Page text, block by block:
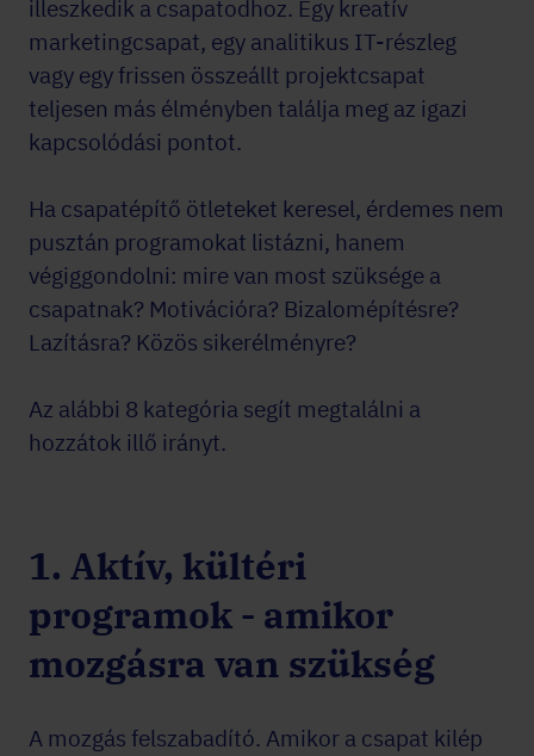
illeszkedik a csapatodhoz. Egy kreatív
marketingcsapat, egy analitikus IT-részleg
vagy egy frissen összeállt projektcsapat
teljesen más élményben találja meg az igazi
kapcsolódási pontot.
Ha csapatépítő ötleteket keresel, érdemes nem
pusztán programokat listázni, hanem
végiggondolni: mire van most szüksége a
csapatnak? Motivációra? Bizalomépítésre?
Lazításra? Közös sikerélményre?
Az alábbi 8 kategória segít megtalálni a
hozzátok illő irányt.
1. Aktív, kültéri
programok - amikor
mozgásra van szükség
A mozgás felszabadító. Amikor a csapat kilép